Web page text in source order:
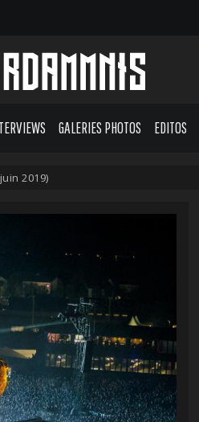
GALERIES PHOTOS EDITOS
2019)